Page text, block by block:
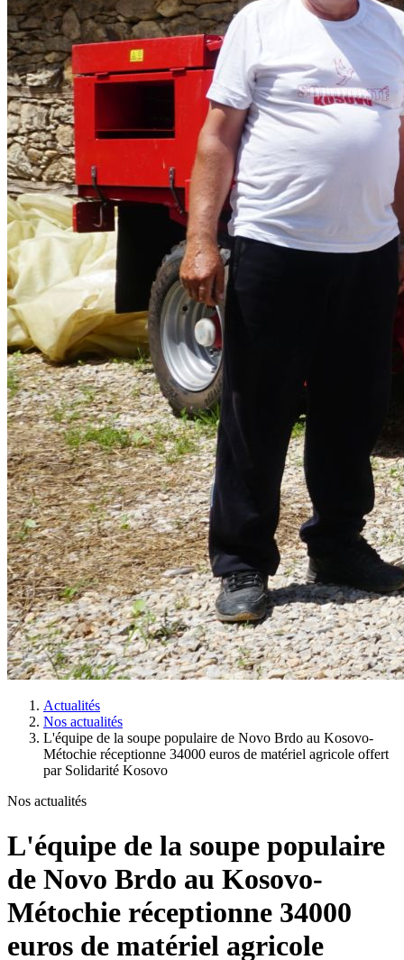
Actualités
Nos actualités
L'équipe de la soupe populaire de Novo Brdo au Kosovo-
Métochie réceptionne 34000 euros de matériel agricole offert
par Solidarité Kosovo
Nos actualités
L'équipe de la soupe populaire
de Novo Brdo au Kosovo-
Métochie réceptionne 34000
euros de matériel agricole